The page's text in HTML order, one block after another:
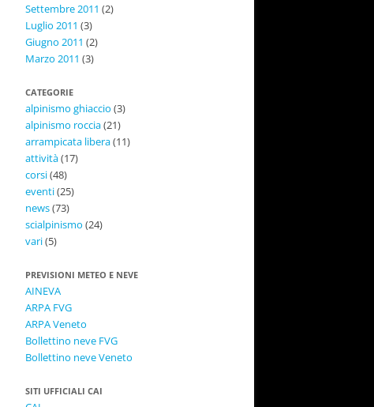
Settembre 2011 (2)
Luglio 2011 (3)
Giugno 2011 (2)
Marzo 2011 (3)
CATEGORIE
alpinismo ghiaccio (3)
alpinismo roccia(21)
arrampicata libera(11)
attività(17)
corsi(48)
eventi(25)
news(73)
scialpinismo (24)
vari(5)
PREVISIONI METEO E NEVE
AINEVA
ARPA FVG
ARPA Veneto
Bollettino neve FVG
Bollettino neve Veneto
SITI UFFICIALI CAI